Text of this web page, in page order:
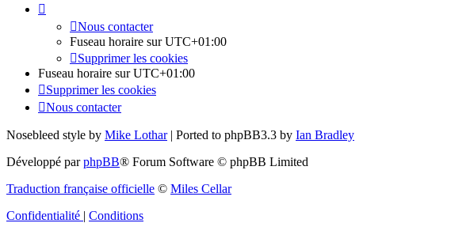
Nous contacter
Fuseau horaire surUTC+01:00
Supprimer les cookies
Fuseau horaire surUTC+01:00
Supprimer les cookies
Nous contacter
Nosebleed style by Mike Lothar| Ported to phpBB3.3 by Ian Bradley
Développé parphpBB® Forum Software © phpBB Limited
Traduction française officielle © Miles Cellar
Confidentialité | Conditions